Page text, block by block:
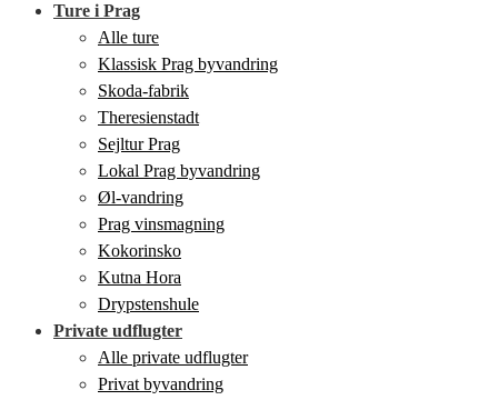
Ture i Prag
Alle ture
Klassisk Prag byvandring
Skoda-fabrik
Theresienstadt
Sejltur Prag
Lokal Prag byvandring
Øl-vandring
Prag vinsmagning
Kokorinsko
Kutna Hora
Drypstenshule
Private udflugter
Alle private udflugter
Privat byvandring